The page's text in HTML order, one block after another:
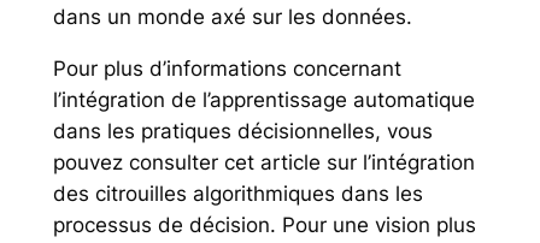
dans un monde axé sur les données.
Pour plus d’informations concernant
l’intégration de l’apprentissage automatique
dans les pratiques décisionnelles, vous
pouvez consulter cet article sur l’intégration
des citrouilles algorithmiques dans les
processus de décision. Pour une vision plus